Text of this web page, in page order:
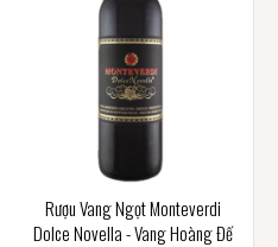
Rượu Vang Ngọt Monteverdi
Dolce Novella - Vang Hoàng Đế